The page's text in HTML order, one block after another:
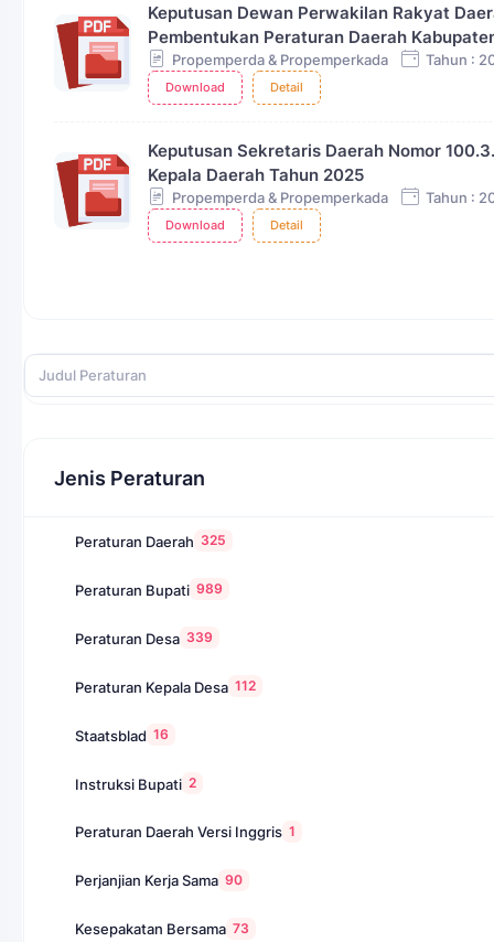
Keputusan Dewan Perwakilan Rakyat
Pembentukan Peraturan Daerah
Propemperda & Propemperkada Tahun :
Download Detail
Keputusan Sekretaris Daerah Nomor
Kepala Daerah Tahun 2025
Propemperda & Propemperkada Tahun :
Download Detail
Jenis Peraturan
Peraturan Daerah 325
Peraturan Bupati 989
Peraturan Desa 339
Peraturan Kepala Desa 112
Staatsblad 16
Instruksi Bupati 2
Peraturan Daerah Versi Inggris 1
Perjanjian Kerja Sama 90
Kesepakatan Bersama 73